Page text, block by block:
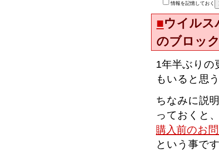
情報を記憶しておく
■ウイルス
のブロッ
1年半ぶり
もいると思
ちなみに説
っておくと
購入前のお
という事で